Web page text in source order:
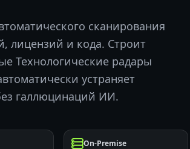
сканирования
лицензий и кода. Строит
Технологические радары
устраняет
галлюцинаций ИИ.
On-Premise